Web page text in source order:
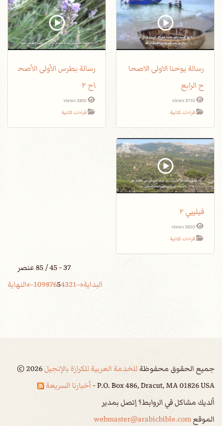
رسالة يوحنا الاولى الاصحا
ح الرابع
3710 views
قراءات كتابية
رسالة بطرس الأولى الأصح
اح ٢
3855 views
قراءات كتابية
فيليبي ٢
3820 views
قراءات كتابية
37 - 45 / 85 عنصر
البداية
1
2
3
4
5
6
7
8
9
10 النهاية
جميع الحقوق محفوظةللخدمة العربية للكرازة بالإنجيل ©2026
P.O. Box 486, Dracut, MA 01826 USA - أخبارنا السريعة
ألديك مشاكل في الروابط؟ إتصل بمدير
الموقعwebmaster@arabicbible.com